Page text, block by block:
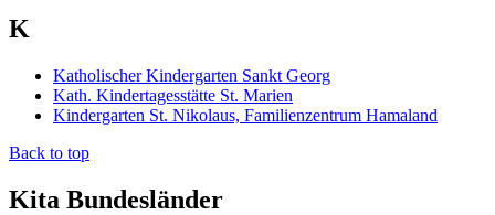
K
Katholischer Kindergarten Sankt Georg
Kath. Kindertagesstätte St. Marien
Kindergarten St. Nikolaus, Familienzentrum Hamaland
Back to top
Kita Bundesländer